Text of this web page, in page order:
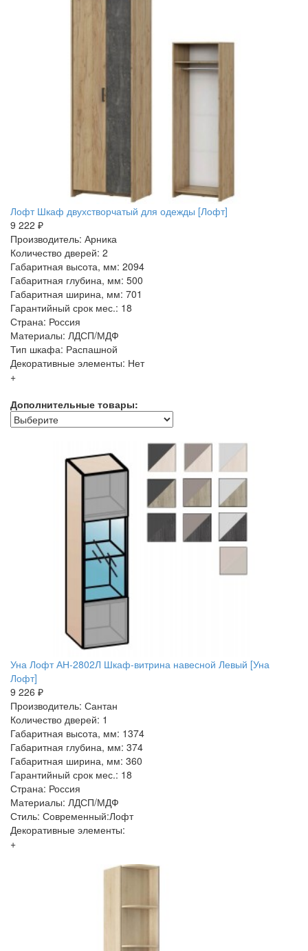
Лофт Шкаф двухстворчатый для одежды [Лофт]
9 222 ₽
Производитель: Арника
Количество дверей: 2
Габаритная высота, мм: 2094
Габаритная глубина, мм: 500
Габаритная ширина, мм: 701
Гарантийный срок мес.: 18
Страна: Россия
Материалы: ЛДСП/МДФ
Тип шкафа: Распашной
Декоративные элементы: Нет
+
Дополнительные товары:
Уна Лофт АН-2802Л Шкаф-витрина навесной Левый [Уна
Лофт]
9 226 ₽
Производитель: Сантан
Количество дверей: 1
Габаритная высота, мм: 1374
Габаритная глубина, мм: 374
Габаритная ширина, мм: 360
Гарантийный срок мес.: 18
Страна: Россия
Материалы: ЛДСП/МДФ
Стиль: Современный:Лофт
Декоративные элементы:
+